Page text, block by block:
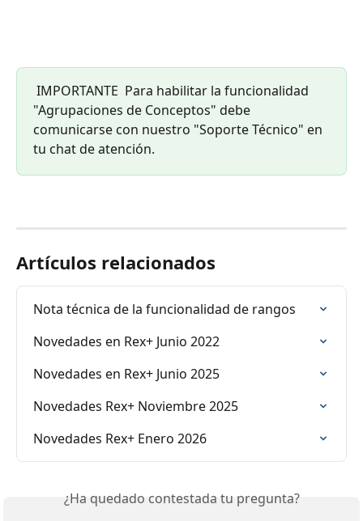
IMPORTANTE  Para habilitar la funcionalidad
"Agrupaciones de Conceptos" debe
comunicarse con nuestro "Soporte Técnico" en
tu chat de atención.
Artículos relacionados
Nota técnica de la funcionalidad de rangos
Novedades en Rex+ Junio 2022
Novedades en Rex+ Junio 2025
Novedades Rex+ Noviembre 2025
Novedades Rex+ Enero 2026
¿Ha quedado contestada tu pregunta?